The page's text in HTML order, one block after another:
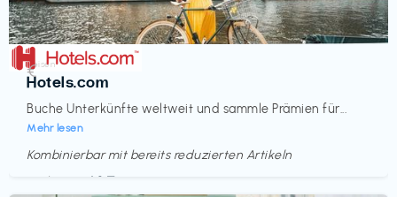
Reisen
Hotels.com
Buche Unterkünfte weltweit und sammle Prämien für...
Mehr lesen
€‎
Kombinierbar mit bereits reduzierten Artikeln
Endet in
<60 Tagen